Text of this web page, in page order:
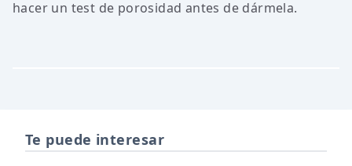
hacer un test de porosidad antes de dármela.
Te puede interesar